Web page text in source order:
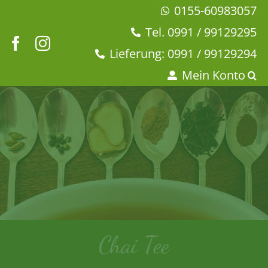
springen
0155-60983057
Tel. 0991 / 99129295
Lieferung: 0991 / 99129294
Mein Konto
Chai Tee